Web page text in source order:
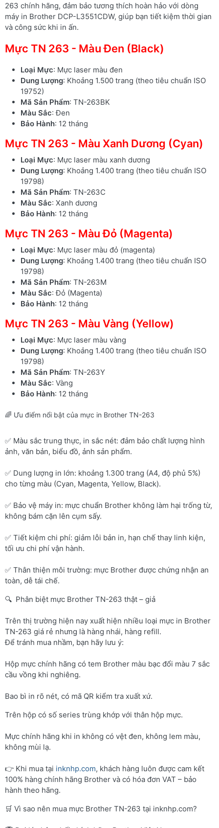
263 chính hãng, đảm bảo tương thích hoàn hảo với dòng
máy in Brother DCP-L3551CDW, giúp bạn tiết kiệm thời gian
và công sức khi in ấn.
Mực TN 263 - Màu Đen (Black)
Loại Mực: Mực laser màu đen
Dung Lượng: Khoảng 1.500 trang (theo tiêu chuẩn ISO
19752)
Mã Sản Phẩm: TN-263BK
Màu Sắc: Đen
Bảo Hành: 12 tháng
Mực TN 263 - Màu Xanh Dương (Cyan)
Loại Mực: Mực laser màu xanh dương
Dung Lượng: Khoảng 1.400 trang (theo tiêu chuẩn ISO
19798)
Mã Sản Phẩm: TN-263C
Màu Sắc: Xanh dương
Bảo Hành: 12 tháng
Mực TN 263 - Màu Đỏ (Magenta)
Loại Mực: Mực laser màu đỏ (magenta)
Dung Lượng: Khoảng 1.400 trang (theo tiêu chuẩn ISO
19798)
Mã Sản Phẩm: TN-263M
Màu Sắc: Đỏ (Magenta)
Bảo Hành: 12 tháng
Mực TN 263 - Màu Vàng (Yellow)
Loại Mực: Mực laser màu vàng
Dung Lượng: Khoảng 1.400 trang (theo tiêu chuẩn ISO
19798)
Mã Sản Phẩm: TN-263Y
Màu Sắc: Vàng
Bảo Hành: 12 tháng
🌈 Ưu điểm nổi bật của mực in Brother TN-263
✅ Màu sắc trung thực, in sắc nét: đảm bảo chất lượng hình
ảnh, văn bản, biểu đồ, ảnh sản phẩm.
✅ Dung lượng in lớn: khoảng 1.300 trang (A4, độ phủ 5%)
cho từng màu (Cyan, Magenta, Yellow, Black).
✅ Bảo vệ máy in: mực chuẩn Brother không làm hại trống từ,
không bám cặn lên cụm sấy.
✅ Tiết kiệm chi phí: giảm lỗi bản in, hạn chế thay linh kiện,
tối ưu chi phí vận hành.
✅ Thân thiện môi trường: mực Brother được chứng nhận an
toàn, dễ tái chế.
🔍 Phân biệt mực Brother TN-263 thật – giả
Trên thị trường hiện nay xuất hiện nhiều loại mực in Brother
TN-263 giá rẻ nhưng là hàng nhái, hàng refill.
Để tránh mua nhầm, bạn hãy lưu ý:
Hộp mực chính hãng có tem Brother màu bạc đổi màu 7 sắc
cầu vồng khi nghiêng.
Bao bì in rõ nét, có mã QR kiểm tra xuất xứ.
Trên hộp có số series trùng khớp với thân hộp mực.
Mực chính hãng khi in không có vệt đen, không lem màu,
không mùi lạ.
👉 Khi mua tại inknhp.com, khách hàng luôn được cam kết
100% hàng chính hãng Brother và có hóa đơn VAT – bảo
hành theo hãng.
🛒 Vì sao nên mua mực Brother TN-263 tại inknhp.com?